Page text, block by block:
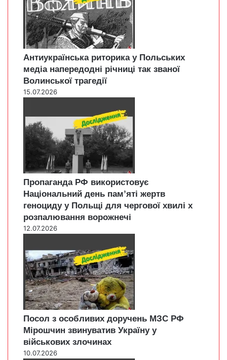
Антиукраїнська риторика у Польських
медіа напередодні річниці так званої
Волинської трагедії
15.07.2026
Пропаганда РФ використовує
Національний день пам’яті жертв
геноциду у Польщі для чергової хвилі х
розпалювання ворожнечі
12.07.2026
Посол з особливих доручень МЗС РФ
Мірошчин звинуватив Україну у
військових злочинах
10.07.2026